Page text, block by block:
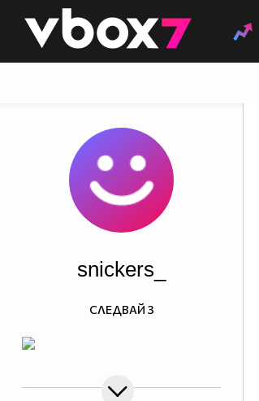
👾
snickers_
СЛЕДВАЙ 3